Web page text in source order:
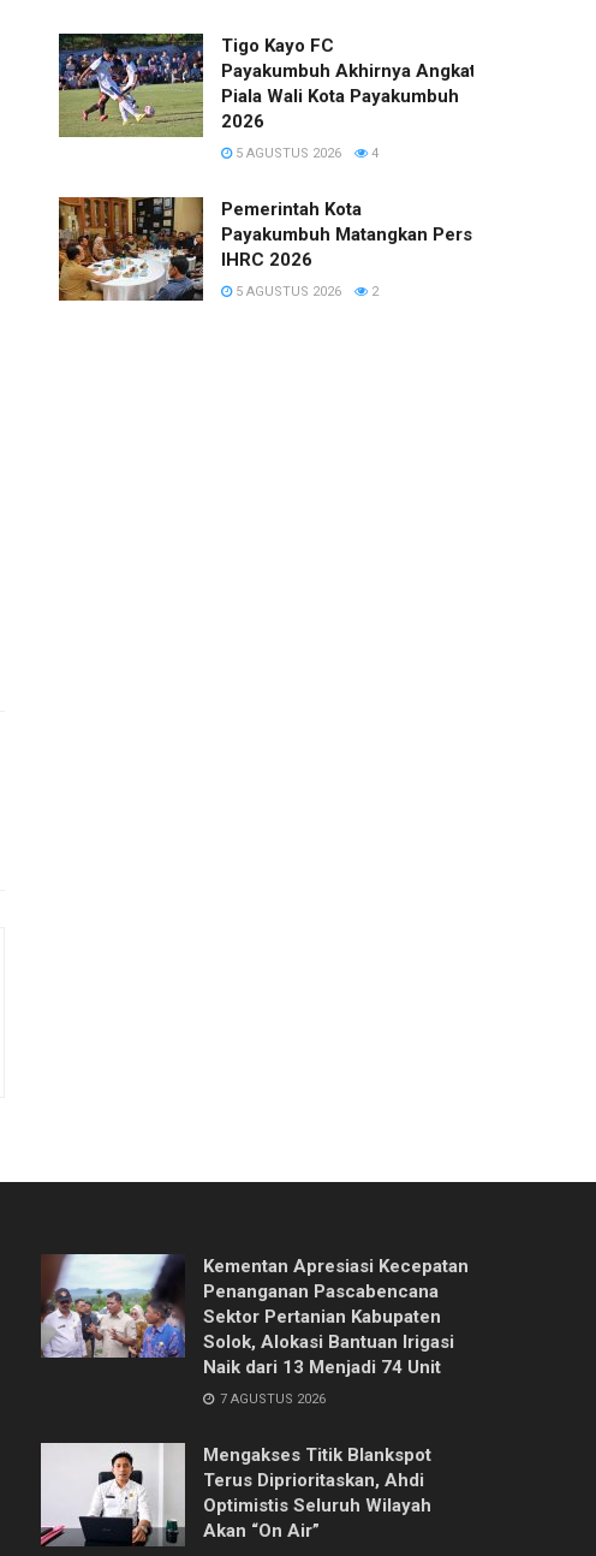
Tigo Kayo FC
Payakumbuh Akhirnya Angkat Trofi
Piala Wali Kota Payakumbuh
2026
5 AGUSTUS 2026 4
Pemerintah Kota
Payakumbuh Matangkan Persiapan
IHRC 2026
5 AGUSTUS 2026 2
Kementan Apresiasi Kecepatan
Penanganan Pascabencana
Sektor Pertanian Kabupaten
Solok, Alokasi Bantuan Irigasi
Naik dari 13 Menjadi 74 Unit
7 AGUSTUS 2026
Mengakses Titik Blankspot
Terus Diprioritaskan, Ahdi
Optimistis Seluruh Wilayah
Akan “On Air”